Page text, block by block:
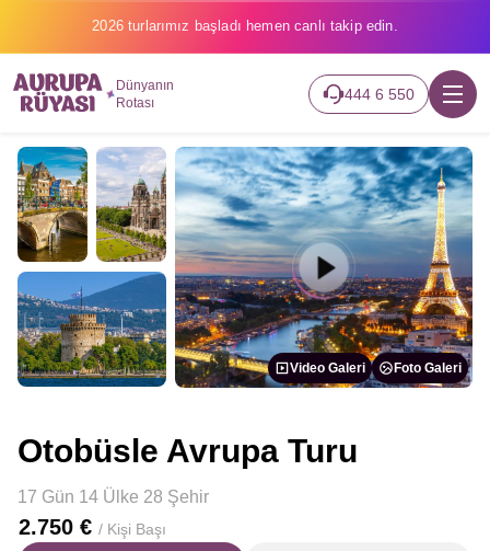
2026 turlarımız başladı hemen canlı takip edin.
Dünyanın
Rotası
444 6 550
Video Galeri Foto Galeri
Otobüsle Avrupa Turu
17 Gün 14 Ülke 28 Şehir
2.750 € / Kişi Başı